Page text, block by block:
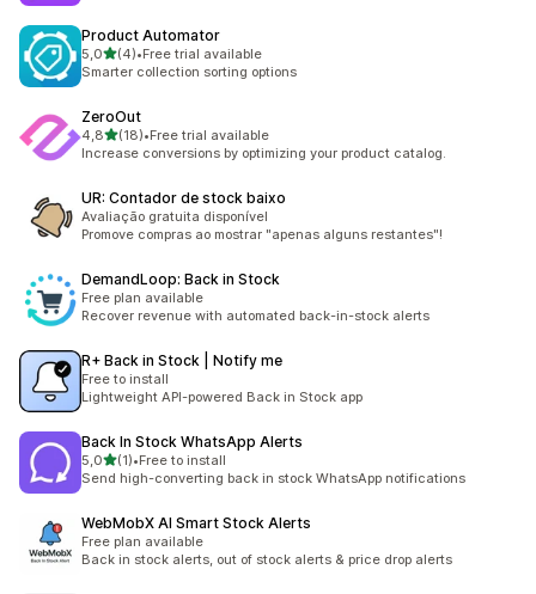
Product Automator
5,0de 5 estrelas
(4)
4 total de avaliações
•Free trial available
Smarter collection sorting options
ZeroOut
4,8de 5 estrelas
(18)
18 total de avaliações
•Free trial available
Increase conversions by optimizing your product catalog.
UR: Contador de stock baixo
Avaliação gratuita disponível
Promove compras ao mostrar "apenas alguns restantes"!
DemandLoop: Back in Stock
Free plan available
Recover revenue with automated back-in-stock alerts
R+ Back in Stock | Notify me
Free to install
Lightweight API-powered Back in Stock app
Back In Stock WhatsApp Alerts
5,0de 5 estrelas
(1)
1 total de avaliações
•Free to install
Send high-converting back in stock WhatsApp notifications
WebMobX AI Smart Stock Alerts
Free plan available
Back in stock alerts, out of stock alerts & price drop alerts